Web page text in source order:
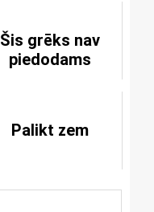
Šis grēks nav
piedodams
Palikt zem